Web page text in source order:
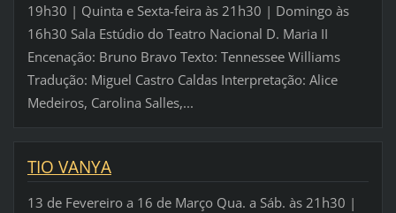
19h30 | Quinta e Sexta-feira às 21h30 | Domingo às
16h30 Sala Estúdio do Teatro Nacional D. Maria II
Encenação: Bruno Bravo Texto: Tennessee Williams
Tradução: Miguel Castro Caldas Interpretação: Alice
Medeiros, Carolina Salles,...
TIO VANYA
13 de Fevereiro a 16 de Março Qua. a Sáb. às 21h30 |